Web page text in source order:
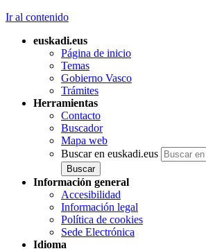
Ir al contenido
euskadi.eus
Página de inicio
Temas
Gobierno Vasco
Trámites
Herramientas
Contacto
Buscador
Mapa web
Buscar en euskadi.eus
Información general
Accesibilidad
Información legal
Política de cookies
Sede Electrónica
Idioma